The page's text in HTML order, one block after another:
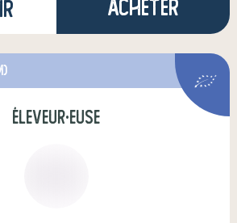
Acheter
éleveur·euse